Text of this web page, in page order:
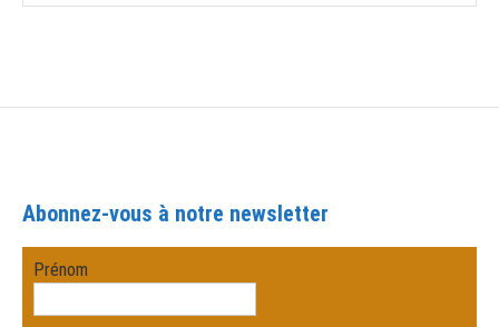
Abonnez-vous à notre newsletter
Prénom